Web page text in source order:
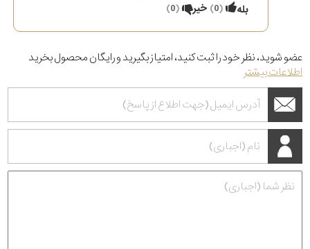
بله
(
0
) خیر (
0
)
عضو شوید، نظر خود را ثبت کنید، امتیاز بگیرید و رایگان محصول بخرید
اطلاعات بیشتر